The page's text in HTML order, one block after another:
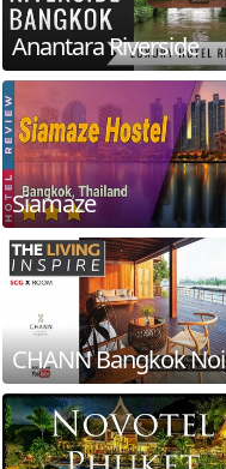
Anantara Riverside
Siamaze
CHANN Bangkok Noi